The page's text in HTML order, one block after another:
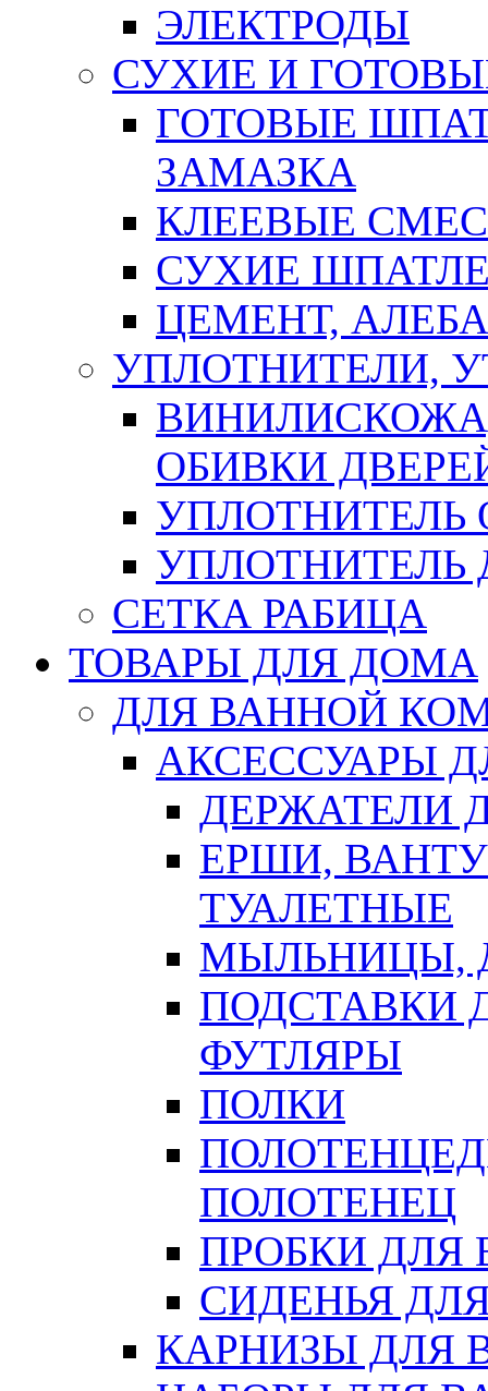
ЭЛЕКТРОДЫ
СУХИЕ И
ГОТОВЫЕ
ЗАМАЗКА
КЛЕЕВЫЕ
СУХИЕ
ЦЕМЕНТ,
УПЛОТНИТЕЛИ,
ОБИВКИ
УПЛОТНИТЕЛЬ
СЕТКА РАБИЦА
ТОВАРЫ ДЛЯ ДОМА
ДЛЯ ВАННОЙ
АКСЕССУАРЫ
ДЕРЖАТЕЛИ
ЕРШИ,
ТУАЛЕТНЫЕ
МЫЛЬНИЦЫ,
ПОДСТАВКИ
ФУТЛЯРЫ
ПОЛКИ
ПОЛОТЕНЕЦ
ПРОБКИ ДЛЯ
СИДЕНЬЯ
КАРНИЗЫ ДЛЯ